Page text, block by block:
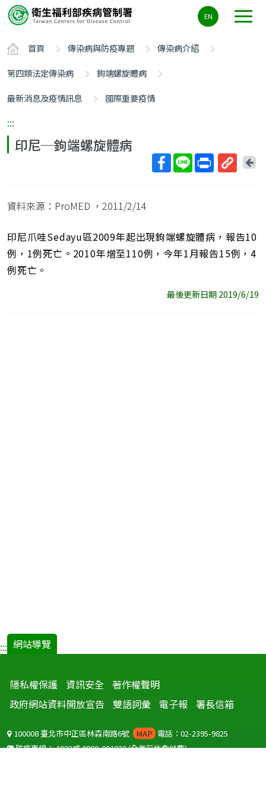
要
容
ALT+C
EN
首頁 傳染病與防疫專題
傳染病介紹
第四類法定傳染病
鉤端螺旋體病
最新消息及疫情訊息
國際重要疫情
:::
印尼─鉤端螺旋體病
址
回
資料來源：ProMED ，2011/2/14
印尼爪哇Sedayu區2009年起出現鉤端螺旋體病，報告10
例，1例死亡。2010年增至110例，今年1月報告15例，4
例死亡。
最後更新日期 2019/6/19
::: 網站導覽
隱私權保護 資訊安全 著作權聲明
政府網站資料開放宣告
雙語詞彙 電子報 署長信箱
100008 臺北市中正區林森南路6號 MAP 電話：02-2395-9825
防疫專線：1922或0800-001922(全年無休免付費)